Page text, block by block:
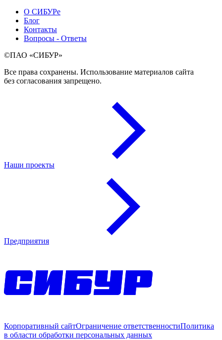
О СИБУРе
Блог
Контакты
Вопросы - Ответы
©ПАО «СИБУР»
Все права сохранены. Использование материалов сайта
без согласования запрещено.
Наши проекты
Предприятия
Корпоративный сайтОграничение ответственностиПолитика
в области обработки персональных данных